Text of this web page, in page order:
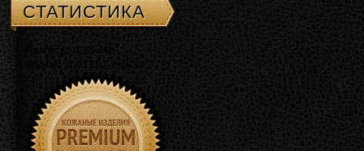
СТАТИСТИКА
Память: 4.25 Mb
Время: 0.01197 сек.